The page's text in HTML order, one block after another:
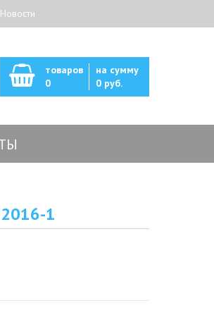
Новости
товаров
0
на сумму
0 руб.
1